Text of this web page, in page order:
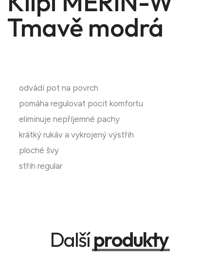
Tmavě modrá
odvádí pot na povrch
pomáha regulovat pocit komfortu
eliminuje nepříjemné pachy
krátký rukáv a vykrojený výstřih
ploché švy
střih regular
Dalšíprodukty